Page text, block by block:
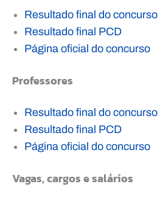
Resultado final do concurso
Resultado final PCD
Página oficial do concurso
Professores
Resultado final do concurso
Resultado final PCD
Página oficial do concurso
Vagas, cargos e salários